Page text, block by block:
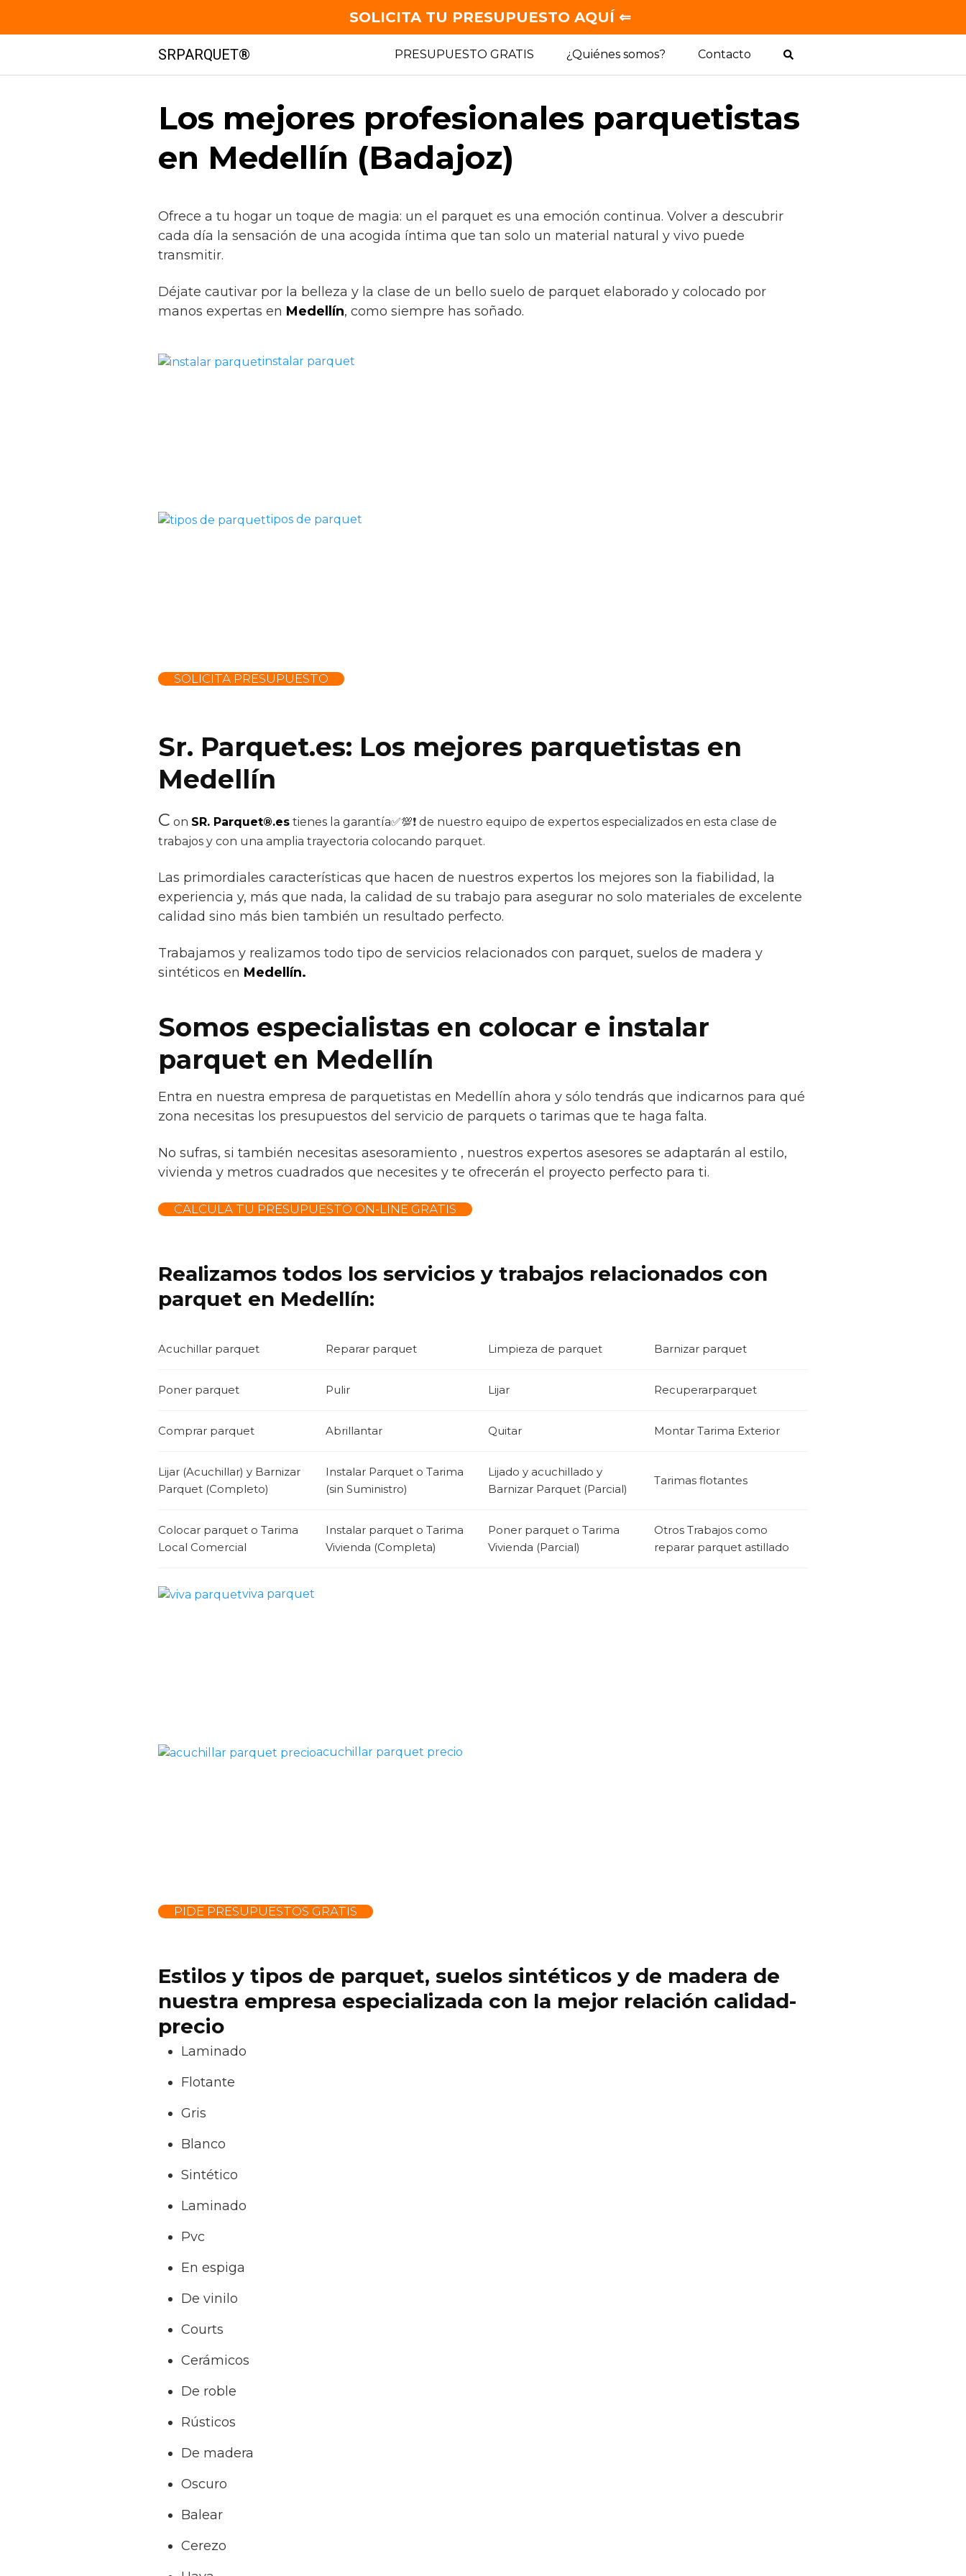
contenido
SRPARQUET® PRESUPUESTO GRATIS ¿Quiénes somos? Contacto
Los mejores profesionales parquetistas
en Medellín (Badajoz)
Ofrece a tu hogar un toque de magia: un el parquet es una emoción continua. Volver a descubrir
cada día la sensación de una acogida íntima que tan solo un material natural y vivo puede
transmitir.
Déjate cautivar por la belleza y la clase de un bello suelo de parquet elaborado y colocado por
manos expertas en Medellín, como siempre has soñado.
instalar parquet
tipos de parquet
SOLICITA PRESUPUESTO
Sr. Parquet.es: Los mejores parquetistas en
Medellín
C on SR. Parquet®.es tienes la garantía✅💯❗ de nuestro equipo de expertos especializados en esta clase de
trabajos y con una amplia trayectoria colocando parquet.
Las primordiales características que hacen de nuestros expertos los mejores son la fiabilidad, la
experiencia y, más que nada, la calidad de su trabajo para asegurar no solo materiales de excelente
calidad sino más bien también un resultado perfecto.
Trabajamos y realizamos todo tipo de servicios relacionados con parquet, suelos de madera y
sintéticos en Medellín.
Somos especialistas en colocar e instalar
parquet en Medellín
Entra en nuestra empresa de parquetistas en Medellín ahora y sólo tendrás que indicarnos para qué
zona necesitas los presupuestos del servicio de parquets o tarimas que te haga falta.
No sufras, si también necesitas asesoramiento , nuestros expertos asesores se adaptarán al estilo,
vivienda y metros cuadrados que necesites y te ofrecerán el proyecto perfecto para ti.
CALCULA TU PRESUPUESTO ON-LINE GRATIS
Realizamos todos los servicios y trabajos relacionados con
parquet en Medellín:
Acuchillar parquet Reparar parquet Limpieza de parquet Barnizar parquet
Poner parquet Pulir Lijar Recuperarparquet
Comprar parquet Abrillantar Quitar Montar Tarima Exterior
Lijar (Acuchillar) y Barnizar
Parquet (Completo)
Instalar Parquet o Tarima
(sin Suministro)
Lijado y acuchillado y
Barnizar Parquet (Parcial)
Tarimas flotantes
Colocar parquet o Tarima
Local Comercial
Instalar parquet o Tarima
Vivienda (Completa)
Poner parquet o Tarima
Vivienda (Parcial)
Otros Trabajos como
reparar parquet astillado
viva parquet
acuchillar parquet precio
PIDE PRESUPUESTOS GRATIS
Estilos y tipos de parquet, suelos sintéticos y de madera de
nuestra empresa especializada con la mejor relación calidad-
precio
Laminado
Flotante
Gris
Blanco
Sintético
Laminado
Pvc
En espiga
De vinilo
Courts
Cerámicos
De roble
Rústicos
De madera
Oscuro
Balear
Cerezo
SOLICITA TU PRESUPUESTO AQUÍ ⇐